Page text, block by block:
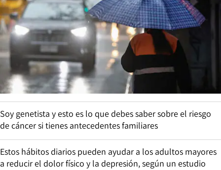
Soy genetista y esto es lo que debes saber sobre el riesgo
de cáncer si tienes antecedentes familiares
Estos hábitos diarios pueden ayudar a los adultos mayores
a reducir el dolor físico y la depresión, según un estudio